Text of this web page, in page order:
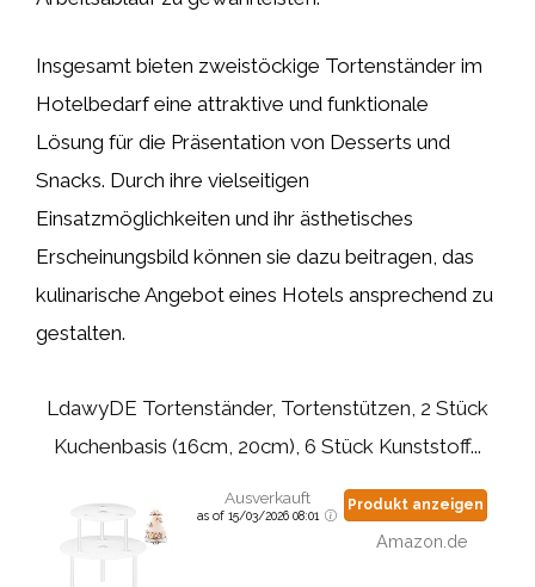
Insgesamt bieten zweistöckige Tortenständer im
Hotelbedarf eine attraktive und funktionale
Lösung für die Präsentation von Desserts und
Snacks. Durch ihre vielseitigen
Einsatzmöglichkeiten und ihr ästhetisches
Erscheinungsbild können sie dazu beitragen, das
kulinarische Angebot eines Hotels ansprechend zu
gestalten.
LdawyDE Tortenständer, Tortenstützen, 2 Stück
Kuchenbasis (16cm, 20cm), 6 Stück Kunststoff...
Ausverkauft
as of 15/03/2026 08:01
Produkt anzeigen
Amazon.de